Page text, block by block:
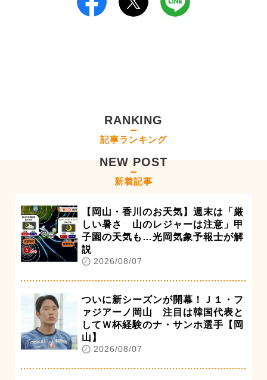
RANKING
記事ランキング
NEW POST
新着記事
【岡山・香川のお天気】週末は「厳
しい暑さ 山のレジャーは注意」甲
子園の天気も…光岡気象予報士が解
説
2026/08/07
ついに新シーズンが開幕！Ｊ１・フ
ァジアーノ岡山 注目は韓国代表と
してＷ杯経験のナ・サンホ選手【岡
山】
2026/08/07